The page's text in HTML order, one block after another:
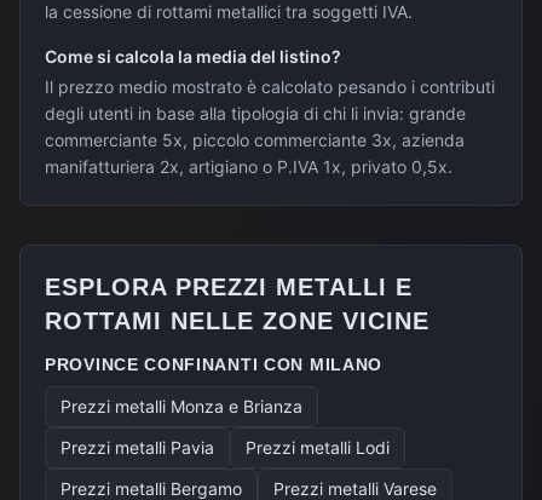
la cessione di rottami metallici tra soggetti IVA.
Come si calcola la media del listino?
Il prezzo medio mostrato è calcolato pesando i contributi
degli utenti in base alla tipologia di chi li invia: grande
commerciante 5x, piccolo commerciante 3x, azienda
manifatturiera 2x, artigiano o P.IVA 1x, privato 0,5x.
ESPLORA PREZZI METALLI E
ROTTAMI NELLE ZONE VICINE
PROVINCE CONFINANTI CON MILANO
Prezzi metalli Monza e Brianza
Prezzi metalli Pavia Prezzi metalli Lodi
Prezzi metalli Bergamo Prezzi metalli Varese